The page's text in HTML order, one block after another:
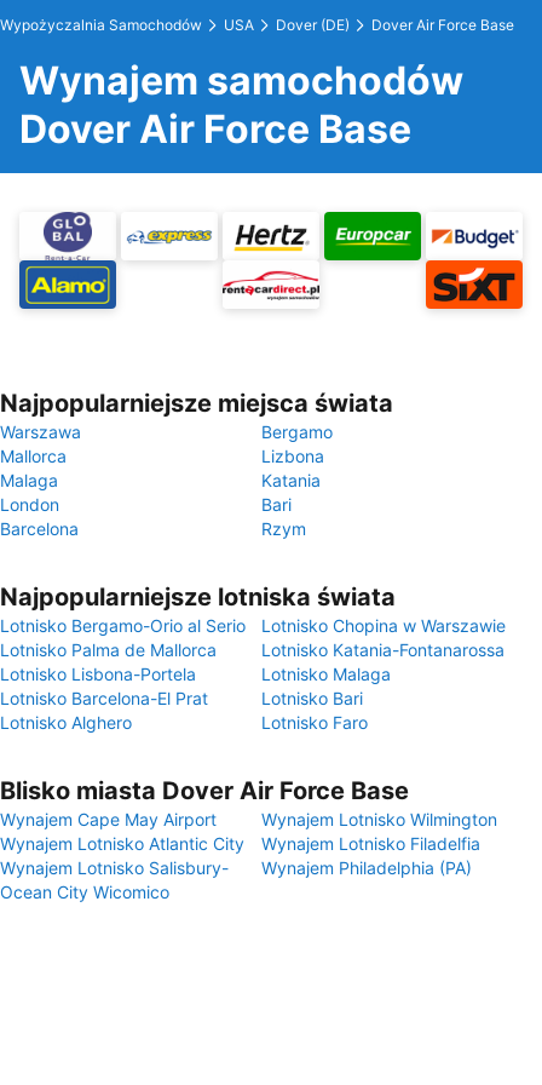
Wypożyczalnia Samochodów USA Dover (DE) Dover Air Force Base
Wynajem samochodów
Dover Air Force Base
Najpopularniejsze miejsca świata
Warszawa
Bergamo
Mallorca
Lizbona
Malaga
Katania
London
Bari
Barcelona
Rzym
Najpopularniejsze lotniska świata
Lotnisko Bergamo-Orio al Serio
Lotnisko Chopina w Warszawie
Lotnisko Palma de Mallorca
Lotnisko Katania-Fontanarossa
Lotnisko Lisbona-Portela
Lotnisko Malaga
Lotnisko Barcelona-El Prat
Lotnisko Bari
Lotnisko Alghero
Lotnisko Faro
Blisko miasta Dover Air Force Base
Wynajem Cape May Airport
Wynajem Lotnisko Wilmington
Wynajem Lotnisko Atlantic City
Wynajem Lotnisko Filadelfia
Wynajem Lotnisko Salisbury-
Ocean City Wicomico
Wynajem Philadelphia (PA)